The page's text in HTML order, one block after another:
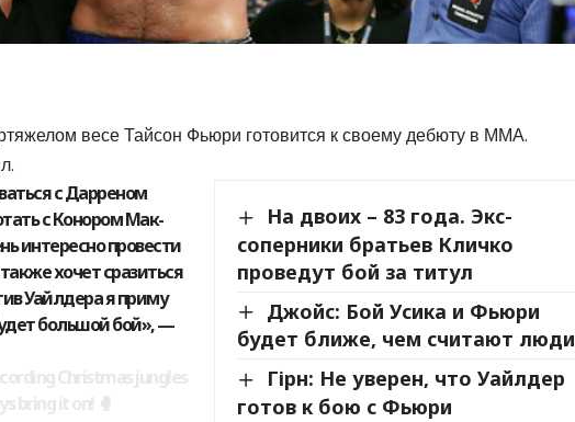
весе Тайсон Фьюри готовится к своему дебюту в ММА.
На двоих – 83 года. Экс-
соперники братьев Кличко
проведут бой за титул
Джойс: Бой Усика и Фьюри
будет ближе, чем считают люди
Гірн: Не уверен, что Уайлдер
готов к бою с Фьюри
с Дарреном
с Конором Мак-
интересно провести
хочет сразиться
Уайлдера я приму
большой бой», —